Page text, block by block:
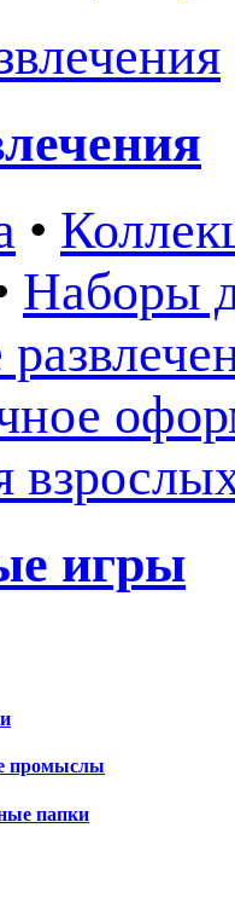
•
Наборы
игры
промыслы
папки